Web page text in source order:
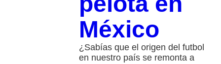
México
¿Sabías que el origen del futbol
en nuestro país se remonta a